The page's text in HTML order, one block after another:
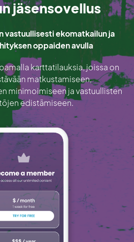
jäsensovellus
vastuullisesti ekomatkailun ja
oppaiden avulla
karttatilauksia, joissa on
matkustamiseen,
minimoimiseen ja vastuullisten
edistämiseen.